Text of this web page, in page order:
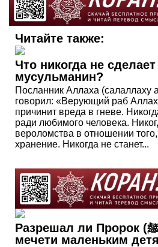
Читайте также:
Что никогда не
мусульманин?
Посланник Аллаха (салаллаху
говорил: «Верующий раб
причинит вреда в гневе.
ради любимого человека.
вероломства в отношении
хранение. Никогда не станет...
Разрешал ли Пророк (ﷺ) находиться в
мечети маленьким